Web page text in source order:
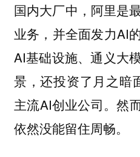
国内大厂中，阿里是
业务，并全面发力AI
AI基础设施、通义大
景，还投资了月之暗
主流AI创业公司。然
依然没能留住周畅。